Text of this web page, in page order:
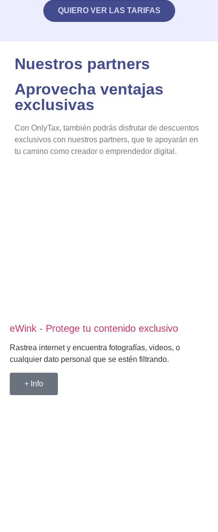
QUIERO VER LAS TARIFAS
Nuestros partners
Aprovecha ventajas
exclusivas
Con OnlyTax, también podrás disfrutar de descuentos
exclusivos con nuestros partners, que te apoyarán en
tu camino como creador o emprendedor digital.
eWink - Protege tu contenido exclusivo
Rastrea internet y encuentra fotografías, videos, o
cualquier dato personal que se estén filtrando.
+ Info